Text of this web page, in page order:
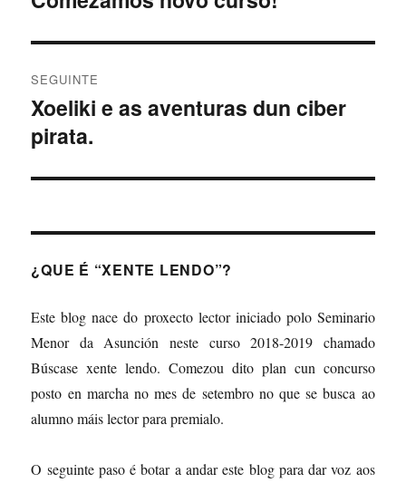
SEGUINTE
Artigo
Seguinte:
Xoeliki e as aventuras dun ciber
pirata.
¿QUE É “XENTE LENDO”?
Este blog nace do proxecto lector iniciado polo Seminario
Menor da Asunción neste curso 2018-2019 chamado
Búscase xente lendo. Comezou dito plan cun concurso
posto en marcha no mes de setembro no que se busca ao
alumno máis lector para premialo.
O seguinte paso é botar a andar este blog para dar voz aos